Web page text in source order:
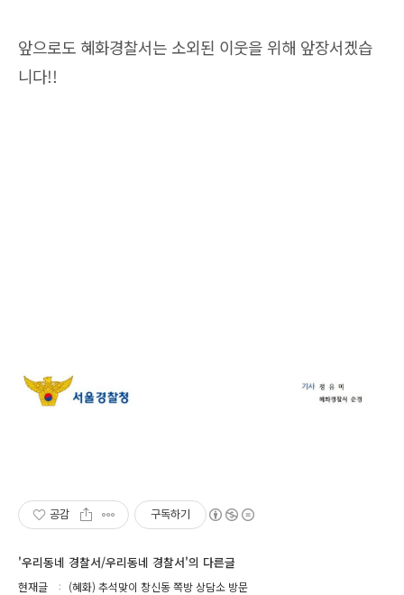
앞으로도 혜화경찰서는 소외된 이웃을 위해 앞장서겠습
니다!!
공감 구독하기
'우리동네 경찰서/우리동네 경찰서'의 다른글
현재글 (혜화) 추석맞이 창신동 쪽방 상담소 방문